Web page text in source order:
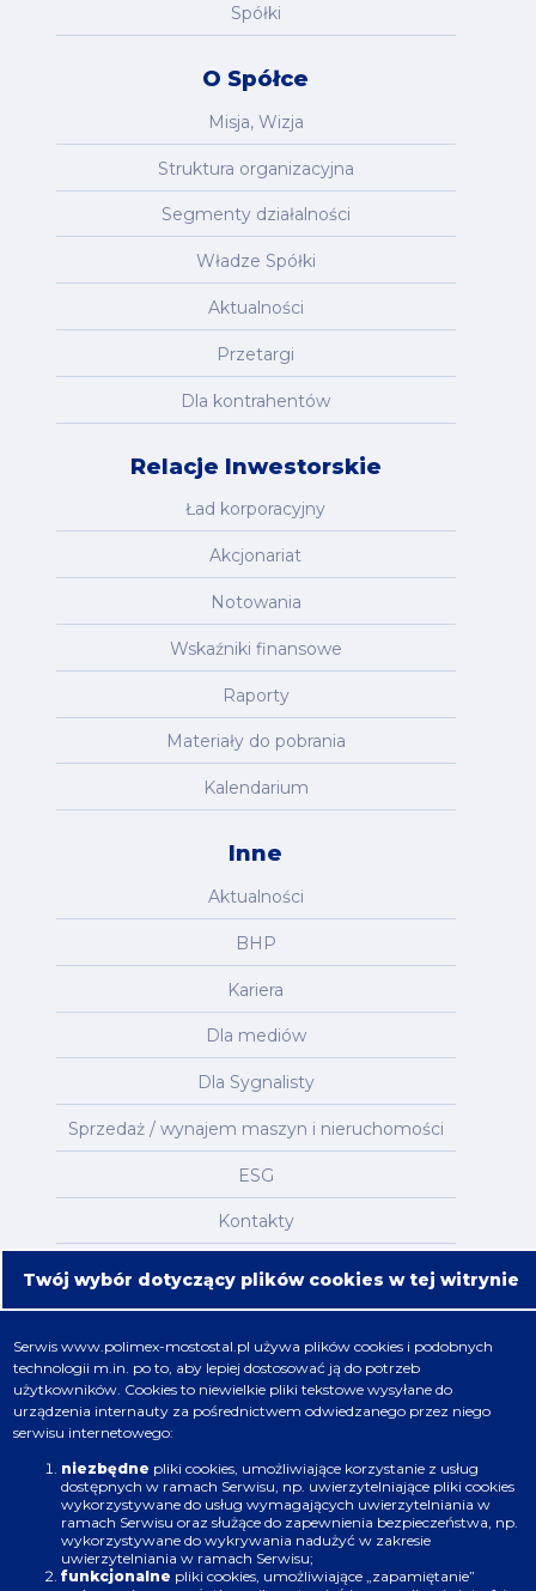
Spółki
O Spółce
Misja, Wizja
Struktura organizacyjna
Segmenty działalności
Władze Spółki
Aktualności
Przetargi
Dla kontrahentów
Relacje Inwestorskie
Ład korporacyjny
Akcjonariat
Notowania
Wskaźniki finansowe
Raporty
Materiały do pobrania
Kalendarium
Inne
Aktualności
BHP
Kariera
Dla mediów
Dla Sygnalisty
Sprzedaż / wynajem maszyn i nieruchomości
ESG
Kontakty
Mapa serwisu
Nafta, chemia, gaz
Energetyka
Budownictwo
Produkcja
Infrastruktura
Twój wybór dotyczący plików cookies w tej witrynie
Serwiswww.polimex-mostostal.pl używa plików cookies i podobnych
technologii m.in. po to, aby lepiej dostosować ją do potrzeb
użytkowników. Cookies to niewielkie pliki tekstowe wysyłane do
urządzenia internauty za pośrednictwem odwiedzanego przez niego
serwisu internetowego:
niezbędne pliki cookies, umożliwiające korzystanie z usług
dostępnych w ramach Serwisu, np. uwierzytelniające pliki cookies
wykorzystywane do usług wymagających uwierzytelniania w
ramach Serwisu oraz służące do zapewnienia bezpieczeństwa, np.
wykorzystywane do wykrywania nadużyć w zakresie
uwierzytelniania w ramach Serwisu;
funkcjonalne pliki cookies, umożliwiające „zapamiętanie”